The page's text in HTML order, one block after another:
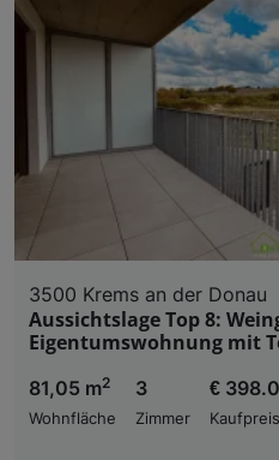
3500 Krems an der Donau
Aussichtslage Top 8:
Eigentumswohnung mit
81,05 m2
Wohnfläche
3
Zimmer
€
Kaufpreis